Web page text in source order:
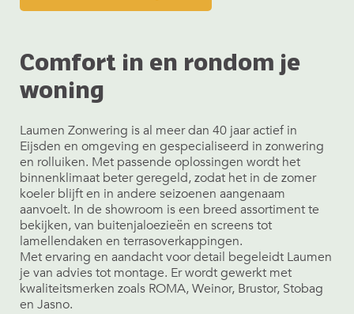
Comfort in en rondom je
woning
Laumen Zonwering is al meer dan 40 jaar actief in
Eijsden en omgeving en gespecialiseerd in zonwering
en rolluiken. Met passende oplossingen wordt het
binnenklimaat beter geregeld, zodat het in de zomer
koeler blijft en in andere seizoenen aangenaam
aanvoelt. In de showroom is een breed assortiment te
bekijken, van buitenjaloezieën en screens tot
lamellendaken en terrasoverkappingen.
Met ervaring en aandacht voor detail begeleidt Laumen
je van advies tot montage. Er wordt gewerkt met
kwaliteitsmerken zoals ROMA, Weinor, Brustor, Stobag
en Jasno.